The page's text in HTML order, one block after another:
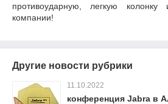
противоударную, легкую
компании!
Другие новости рубрики
11.10.2022
конференция Jabra в